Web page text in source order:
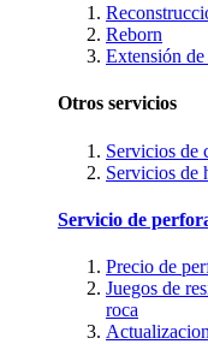
Reborn
Extensión
Otros servicios
Servicios de
Servicios de
Servicio de
Precio de
Juegos de
roca